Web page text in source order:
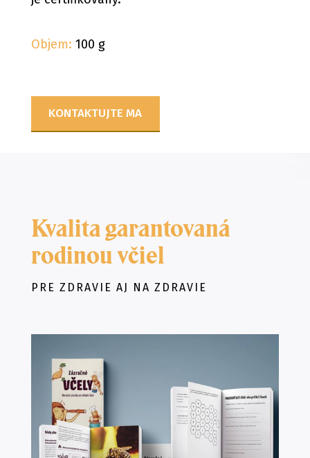
Objem: 100 g
KONTAKTUJTE MA
Kvalita garantovaná
rodinou včiel
PRE ZDRAVIE AJ NA ZDRAVIE